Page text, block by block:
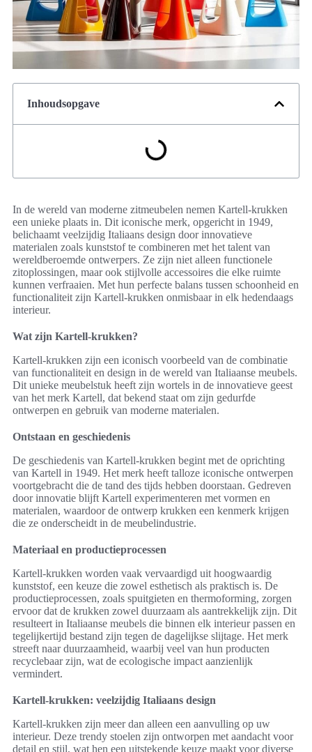
Inhoudsopgave
In de wereld van moderne zitmeubelen nemen Kartell-krukken
een unieke plaats in. Dit iconische merk, opgericht in 1949,
belichaamt veelzijdig Italiaans design door innovatieve
materialen zoals kunststof te combineren met het talent van
wereldberoemde ontwerpers. Ze zijn niet alleen functionele
zitoplossingen, maar ook stijlvolle accessoires die elke ruimte
kunnen verfraaien. Met hun perfecte balans tussen schoonheid en
functionaliteit zijn Kartell-krukken onmisbaar in elk hedendaags
interieur.
Wat zijn Kartell-krukken?
Kartell-krukken zijn een iconisch voorbeeld van de combinatie
van functionaliteit en design in de wereld van Italiaanse meubels.
Dit unieke meubelstuk heeft zijn wortels in de innovatieve geest
van het merk Kartell, dat bekend staat om zijn gedurfde
ontwerpen en gebruik van moderne materialen.
Ontstaan en geschiedenis
De geschiedenis van Kartell-krukken begint met de oprichting
van Kartell in 1949. Het merk heeft talloze iconische ontwerpen
voortgebracht die de tand des tijds hebben doorstaan. Gedreven
door innovatie blijft Kartell experimenteren met vormen en
materialen, waardoor de ontwerp krukken een kenmerk krijgen
die ze onderscheidt in de meubelindustrie.
Materiaal en productieprocessen
Kartell-krukken worden vaak vervaardigd uit hoogwaardig
kunststof, een keuze die zowel esthetisch als praktisch is. De
productieprocessen, zoals spuitgieten en thermoforming, zorgen
ervoor dat de krukken zowel duurzaam als aantrekkelijk zijn. Dit
resulteert in Italiaanse meubels die binnen elk interieur passen en
tegelijkertijd bestand zijn tegen de dagelijkse slijtage. Het merk
streeft naar duurzaamheid, waarbij veel van hun producten
recyclebaar zijn, wat de ecologische impact aanzienlijk
vermindert.
Kartell-krukken: veelzijdig Italiaans design
Kartell-krukken zijn meer dan alleen een aanvulling op uw
interieur. Deze trendy stoelen zijn ontworpen met aandacht voor
detail en stijl, wat hen een uitstekende keuze maakt voor diverse